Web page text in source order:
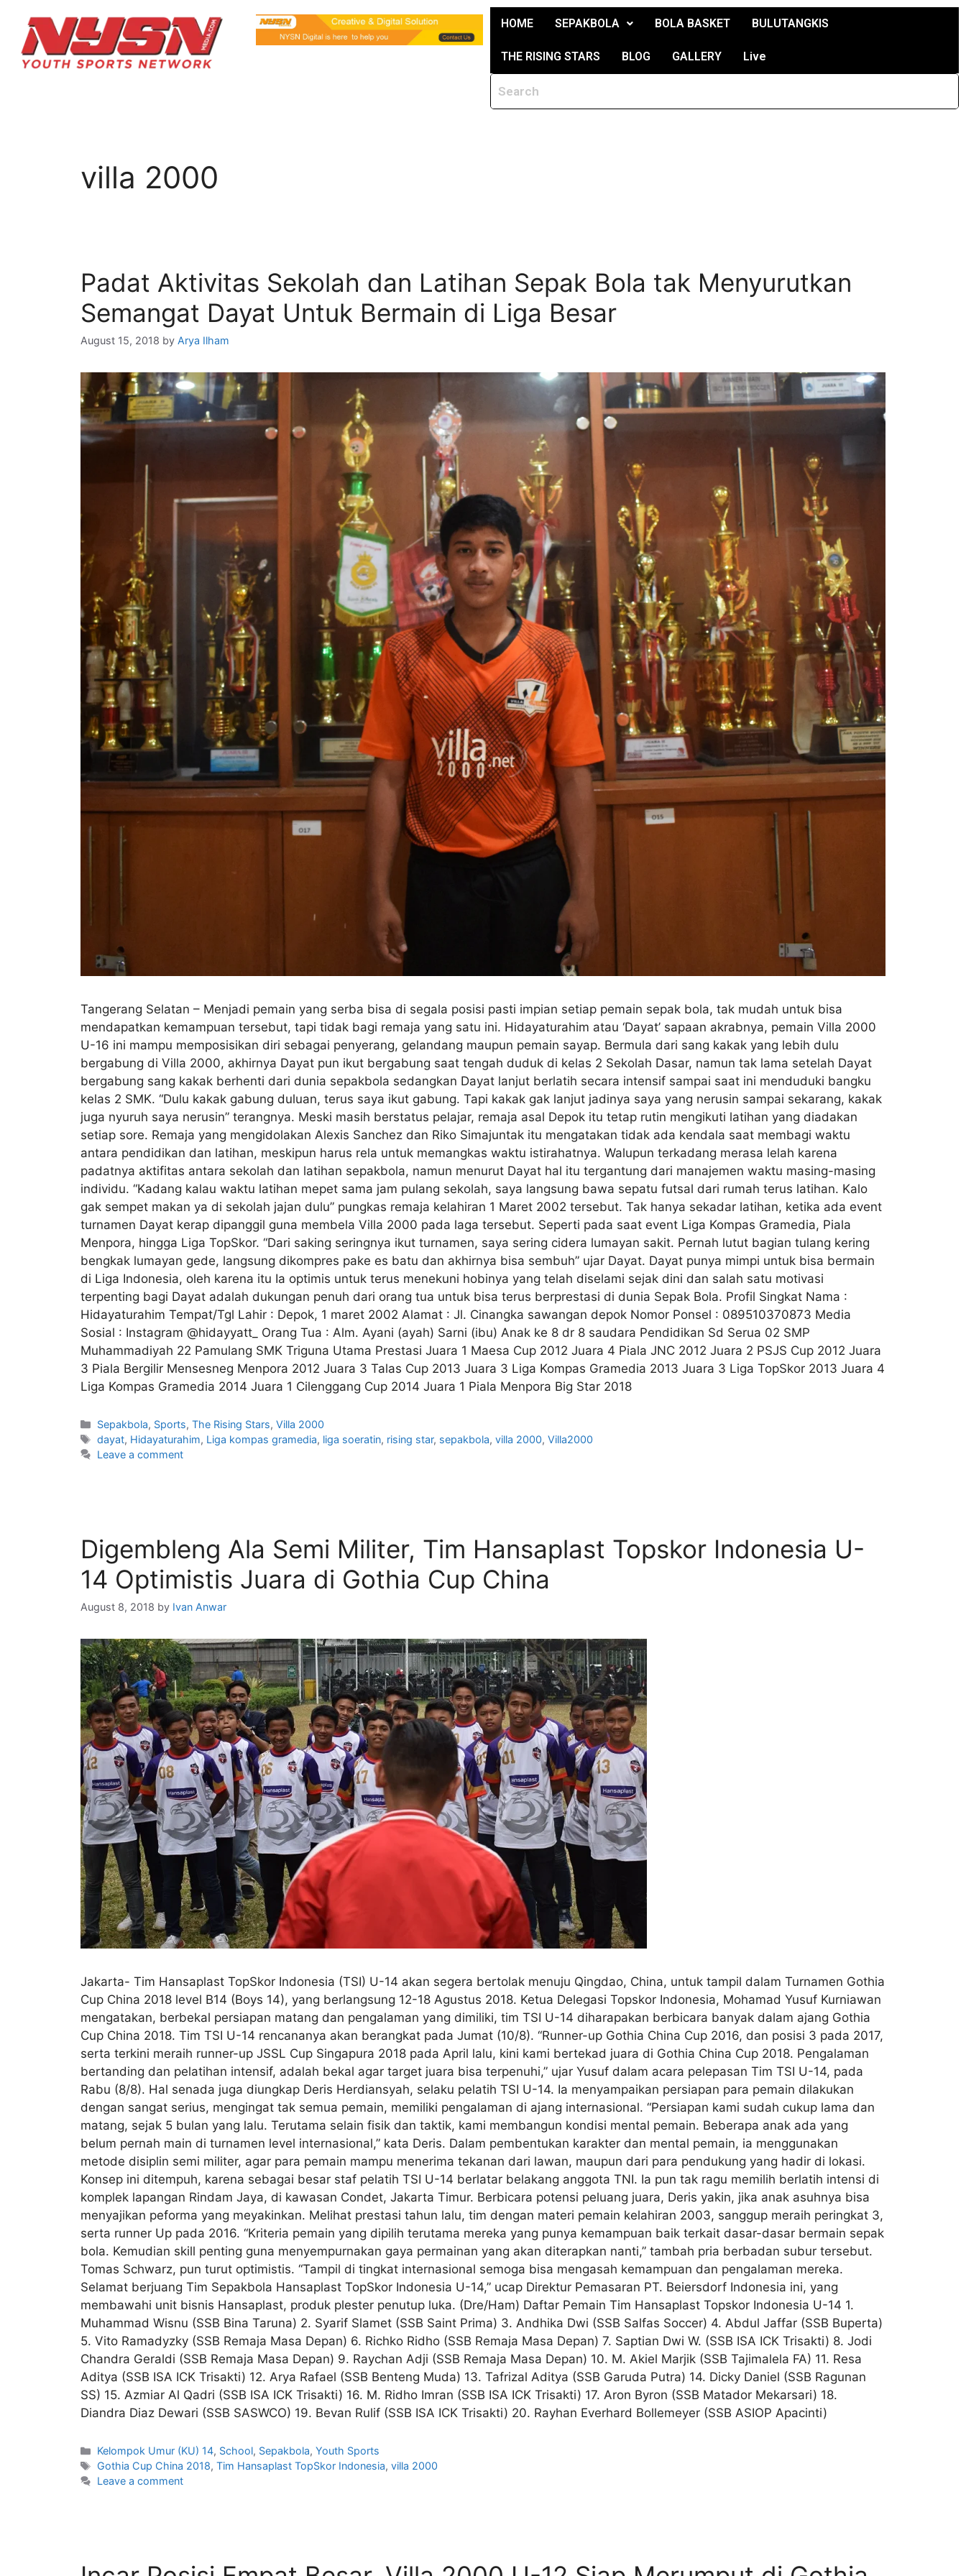
HOME SEPAKBOLA BOLA BASKET BULUTANGKIS
THE RISING STARS BLOG GALLERY Live
villa 2000
Padat Aktivitas Sekolah dan Latihan Sepak Bola tak Menyurutkan
Semangat Dayat Untuk Bermain di Liga Besar
August 15, 2018 by Arya Ilham
Tangerang Selatan – Menjadi pemain yang serba bisa di segala posisi pasti impian setiap pemain sepak bola, tak mudah untuk bisa
mendapatkan kemampuan tersebut, tapi tidak bagi remaja yang satu ini. Hidayaturahim atau ‘Dayat’ sapaan akrabnya, pemain Villa 2000
U-16 ini mampu memposisikan diri sebagai penyerang, gelandang maupun pemain sayap. Bermula dari sang kakak yang lebih dulu
bergabung di Villa 2000, akhirnya Dayat pun ikut bergabung saat tengah duduk di kelas 2 Sekolah Dasar, namun tak lama setelah Dayat
bergabung sang kakak berhenti dari dunia sepakbola sedangkan Dayat lanjut berlatih secara intensif sampai saat ini menduduki bangku
kelas 2 SMK. “Dulu kakak gabung duluan, terus saya ikut gabung. Tapi kakak gak lanjut jadinya saya yang nerusin sampai sekarang, kakak
juga nyuruh saya nerusin” terangnya. Meski masih berstatus pelajar, remaja asal Depok itu tetap rutin mengikuti latihan yang diadakan
setiap sore. Remaja yang mengidolakan Alexis Sanchez dan Riko Simajuntak itu mengatakan tidak ada kendala saat membagi waktu
antara pendidikan dan latihan, meskipun harus rela untuk memangkas waktu istirahatnya. Walupun terkadang merasa lelah karena
padatnya aktifitas antara sekolah dan latihan sepakbola, namun menurut Dayat hal itu tergantung dari manajemen waktu masing-masing
individu. “Kadang kalau waktu latihan mepet sama jam pulang sekolah, saya langsung bawa sepatu futsal dari rumah terus latihan. Kalo
gak sempet makan ya di sekolah jajan dulu” pungkas remaja kelahiran 1 Maret 2002 tersebut. Tak hanya sekadar latihan, ketika ada event
turnamen Dayat kerap dipanggil guna membela Villa 2000 pada laga tersebut. Seperti pada saat event Liga Kompas Gramedia, Piala
Menpora, hingga Liga TopSkor. “Dari saking seringnya ikut turnamen, saya sering cidera lumayan sakit. Pernah lutut bagian tulang kering
bengkak lumayan gede, langsung dikompres pake es batu dan akhirnya bisa sembuh” ujar Dayat. Dayat punya mimpi untuk bisa bermain
di Liga Indonesia, oleh karena itu Ia optimis untuk terus menekuni hobinya yang telah diselami sejak dini dan salah satu motivasi
terpenting bagi Dayat adalah dukungan penuh dari orang tua untuk bisa terus berprestasi di dunia Sepak Bola. Profil Singkat Nama :
Hidayaturahim Tempat/Tgl Lahir : Depok, 1 maret 2002 Alamat : Jl. Cinangka sawangan depok Nomor Ponsel : 089510370873 Media
Sosial : Instagram @hidayyatt_ Orang Tua : Alm. Ayani (ayah) Sarni (ibu) Anak ke 8 dr 8 saudara Pendidikan Sd Serua 02 SMP
Muhammadiyah 22 Pamulang SMK Triguna Utama Prestasi Juara 1 Maesa Cup 2012 Juara 4 Piala JNC 2012 Juara 2 PSJS Cup 2012 Juara
3 Piala Bergilir Mensesneg Menpora 2012 Juara 3 Talas Cup 2013 Juara 3 Liga Kompas Gramedia 2013 Juara 3 Liga TopSkor 2013 Juara 4
Liga Kompas Gramedia 2014 Juara 1 Cilenggang Cup 2014 Juara 1 Piala Menpora Big Star 2018
Sepakbola, Sports,The Rising Stars,Villa 2000
dayat, Hidayaturahim, Liga kompas gramedia, liga soeratin, rising star, sepakbola,villa 2000,Villa2000
Leave a comment
Digembleng Ala Semi Militer, Tim Hansaplast Topskor Indonesia U-
14 Optimistis Juara di Gothia Cup China
August 8, 2018 by Ivan Anwar
Jakarta- Tim Hansaplast TopSkor Indonesia (TSI) U-14 akan segera bertolak menuju Qingdao, China, untuk tampil dalam Turnamen Gothia
Cup China 2018 level B14 (Boys 14), yang berlangsung 12-18 Agustus 2018. Ketua Delegasi Topskor Indonesia, Mohamad Yusuf Kurniawan
mengatakan, berbekal persiapan matang dan pengalaman yang dimiliki, tim TSI U-14 diharapakan berbicara banyak dalam ajang Gothia
Cup China 2018. Tim TSI U-14 rencananya akan berangkat pada Jumat (10/8). “Runner-up Gothia China Cup 2016, dan posisi 3 pada 2017,
serta terkini meraih runner-up JSSL Cup Singapura 2018 pada April lalu, kini kami bertekad juara di Gothia China Cup 2018. Pengalaman
bertanding dan pelatihan intensif, adalah bekal agar target juara bisa terpenuhi,” ujar Yusuf dalam acara pelepasan Tim TSI U-14, pada
Rabu (8/8). Hal senada juga diungkap Deris Herdiansyah, selaku pelatih TSI U-14. Ia menyampaikan persiapan para pemain dilakukan
dengan sangat serius, mengingat tak semua pemain, memiliki pengalaman di ajang internasional. “Persiapan kami sudah cukup lama dan
matang, sejak 5 bulan yang lalu. Terutama selain fisik dan taktik, kami membangun kondisi mental pemain. Beberapa anak ada yang
belum pernah main di turnamen level internasional,” kata Deris. Dalam pembentukan karakter dan mental pemain, ia menggunakan
metode disiplin semi militer, agar para pemain mampu menerima tekanan dari lawan, maupun dari para pendukung yang hadir di lokasi.
Konsep ini ditempuh, karena sebagai besar staf pelatih TSI U-14 berlatar belakang anggota TNI. Ia pun tak ragu memilih berlatih intensi di
komplek lapangan Rindam Jaya, di kawasan Condet, Jakarta Timur. Berbicara potensi peluang juara, Deris yakin, jika anak asuhnya bisa
menyajikan peforma yang meyakinkan. Melihat prestasi tahun lalu, tim dengan materi pemain kelahiran 2003, sanggup meraih peringkat 3,
serta runner Up pada 2016. “Kriteria pemain yang dipilih terutama mereka yang punya kemampuan baik terkait dasar-dasar bermain sepak
bola. Kemudian skill penting guna menyempurnakan gaya permainan yang akan diterapkan nanti,” tambah pria berbadan subur tersebut.
Tomas Schwarz, pun turut optimistis. “Tampil di tingkat internasional semoga bisa mengasah kemampuan dan pengalaman mereka.
Selamat berjuang Tim Sepakbola Hansaplast TopSkor Indonesia U-14,” ucap Direktur Pemasaran PT. Beiersdorf Indonesia ini, yang
membawahi unit bisnis Hansaplast, produk plester penutup luka. (Dre/Ham) Daftar Pemain Tim Hansaplast Topskor Indonesia U-14 1.
Muhammad Wisnu (SSB Bina Taruna) 2. Syarif Slamet (SSB Saint Prima) 3. Andhika Dwi (SSB Salfas Soccer) 4. Abdul Jaffar (SSB Buperta)
5. Vito Ramadyzky (SSB Remaja Masa Depan) 6. Richko Ridho (SSB Remaja Masa Depan) 7. Saptian Dwi W. (SSB ISA ICK Trisakti) 8. Jodi
Chandra Geraldi (SSB Remaja Masa Depan) 9. Raychan Adji (SSB Remaja Masa Depan) 10. M. Akiel Marjik (SSB Tajimalela FA) 11. Resa
Aditya (SSB ISA ICK Trisakti) 12. Arya Rafael (SSB Benteng Muda) 13. Tafrizal Aditya (SSB Garuda Putra) 14. Dicky Daniel (SSB Ragunan
SS) 15. Azmiar Al Qadri (SSB ISA ICK Trisakti) 16. M. Ridho Imran (SSB ISA ICK Trisakti) 17. Aron Byron (SSB Matador Mekarsari) 18.
Diandra Diaz Dewari (SSB SASWCO) 19. Bevan Rulif (SSB ISA ICK Trisakti) 20. Rayhan Everhard Bollemeyer (SSB ASIOP Apacinti)
Kelompok Umur (KU) 14, School, Sepakbola,Youth Sports
Gothia Cup China 2018,Tim Hansaplast TopSkor Indonesia,villa 2000
Leave a comment